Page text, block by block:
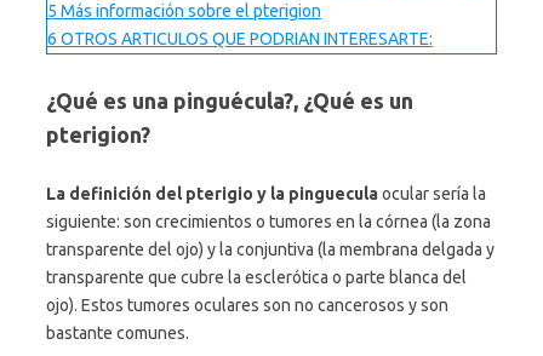
5 Más información sobre el pterigion
6 OTROS ARTICULOS QUE PODRIAN INTERESARTE:
¿Qué es una pinguécula?, ¿Qué es un
pterigion?
La definición del pterigio y la pingueculaocular sería la
siguiente: son crecimientos o tumores en la córnea (la zona
transparente del ojo) y la conjuntiva (la membrana delgada y
transparente que cubre la esclerótica o parte blanca del
ojo). Estos tumores oculares son no cancerosos y son
bastante comunes.